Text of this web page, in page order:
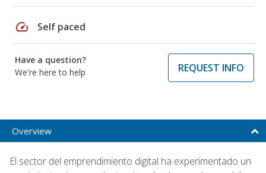
speed Self paced
Have a question?
We're here to help
REQUEST INFO
Overview
El sector del emprendimiento digital ha experimentado un